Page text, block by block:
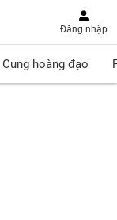
Đăng nhập
Cung hoàng đạo